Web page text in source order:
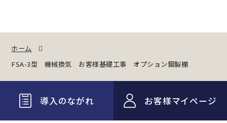
ホーム
FSA-3型 機械換気 お客様基礎工事 オプション鋼製棚
導入のながれ お客様マイページ